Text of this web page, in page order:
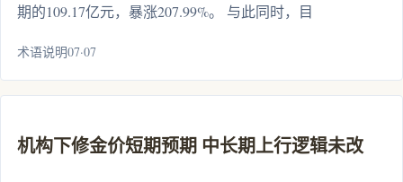
期的109.17亿元，暴涨207.99%。 与此同时，目
术语说明07·07
机构下修金价短期预期 中长期上行逻辑未改